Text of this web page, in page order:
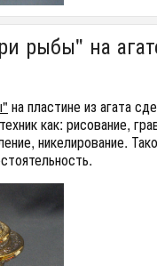
рыбы" на
на пластине из агата
как: рисование,
никелирование.